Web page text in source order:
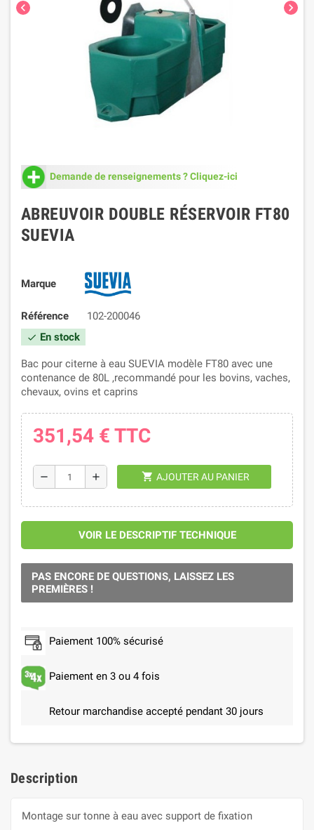
chevron_left chevron_right
Demande de renseignements ? Cliquez-ici
ABREUVOIR DOUBLE RÉSERVOIR FT80
SUEVIA
Marque
Référence 102-200046
check En stock
Bac pour citerne à eau SUEVIA modèle FT80 avec une
contenance de 80L ,recommandé pour les bovins, vaches,
chevaux, ovins et caprins
351,54 € TTC
remove add shopping_cart AJOUTER AU PANIER
VOIR LE DESCRIPTIF TECHNIQUE
PAS ENCORE DE QUESTIONS, LAISSEZ LES
PREMIÈRES !
Paiement 100% sécurisé
Paiement en 3 ou 4 fois
Retour marchandise accepté pendant 30 jours
Description
Montage sur tonne à eau avec support de fixation